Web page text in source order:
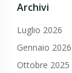
Archivi
Luglio 2026
Gennaio 2026
Ottobre 2025